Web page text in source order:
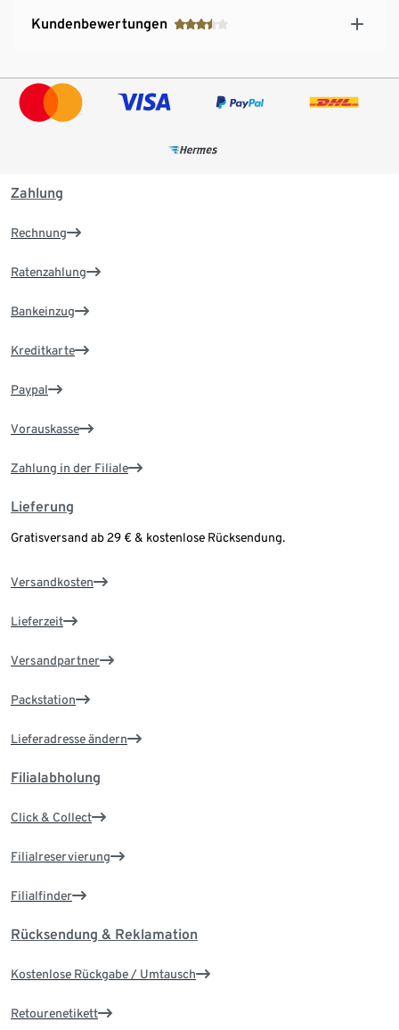
Kundenbewertungen
Zahlung
Rechnung
Ratenzahlung
Bankeinzug
Kreditkarte
Paypal
Vorauskasse
Zahlung in der Filiale
Lieferung
Gratisversand ab 29 € & kostenlose Rücksendung.
Versandkosten
Lieferzeit
Versandpartner
Packstation
Lieferadresse ändern
Filialabholung
Click & Collect
Filialreservierung
Filialfinder
Rücksendung & Reklamation
Kostenlose Rückgabe / Umtausch
Retourenetikett